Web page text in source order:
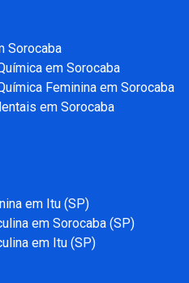
Sorocaba
em Sorocaba
Feminina em Sorocaba
em Sorocaba
em Itu (SP)
em Sorocaba (SP)
em Itu (SP)